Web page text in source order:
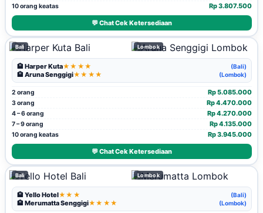
10 orang keatas Rp 3.807.500
💬 Chat Cek Ketersediaan
Bali Lombok
🏨 Harper Kuta★★★★ (Bali)
🏨 Aruna Senggigi★★★★ (Lombok)
2 orang Rp 5.085.000
3 orang Rp 4.470.000
4 – 6 orang Rp 4.270.000
7 – 9 orang Rp 4.135.000
10 orang keatas Rp 3.945.000
💬 Chat Cek Ketersediaan
Bali Lombok
🏨 Yello Hotel★★★ (Bali)
🏨 Merumatta Senggigi★★★★ (Lombok)